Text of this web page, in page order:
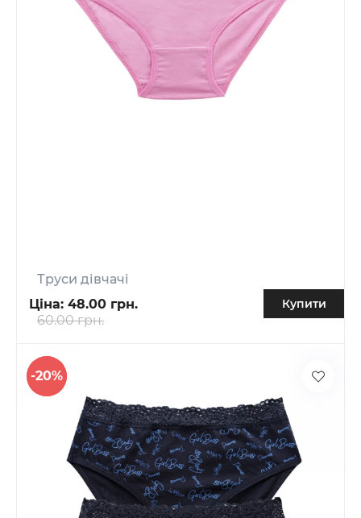
Труси дівчачі
Ціна: 48.00 грн.
60.00 грн.
Купити
-20%